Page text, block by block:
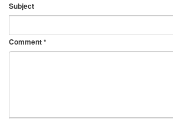
Subject
Comment*